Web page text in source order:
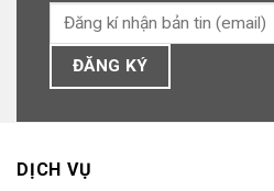
DỊCH VỤ